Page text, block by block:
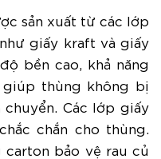
sản xuất từ các lớp
giấy kraft và giấy
bền cao, khả năng
thùng không bị
Các lớp giấy
chắn cho thùng.
bảo vệ rau củ